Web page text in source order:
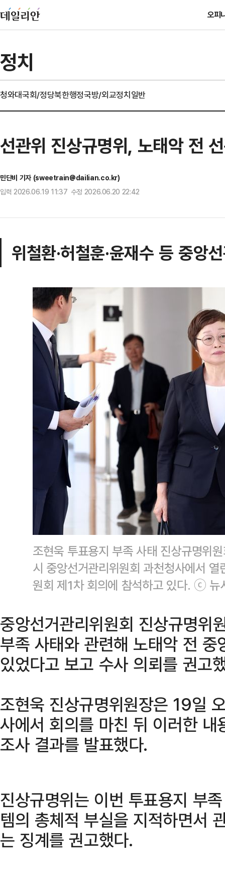
오피
정치
청와대국회/정당북한행정국방/외교정치일반
선관위 진상규명위, 노태악 전
민단비 기자 (sweetrain@dailian.co.kr)
입력 2026.06.19 11:37 수정 2026.06.20 22:42
위철환·허철훈·윤재수 등 중앙
조현욱 투표용지 부족 사태 진상규명위
시 중앙선거관리위원회 과천청사에서
원회 제1차 회의에 참석하고 있다. ⓒ 뉴
중앙선거관리위원회 진상규명위
부족 사태와 관련해 노태악 전
있었다고 보고 수사 의뢰를 권고
조현욱 진상규명위원장은 19일
사에서 회의를 마친 뒤 이러한
조사 결과를 발표했다.
진상규명위는 이번 투표용지 부
템의 총체적 부실을 지적하면서
는 징계를 권고했다.